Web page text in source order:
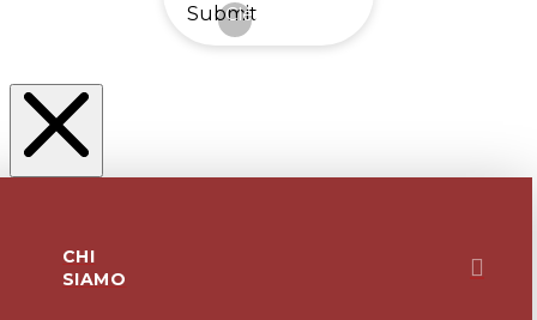
Submit
Clear
CHI
SIAMO